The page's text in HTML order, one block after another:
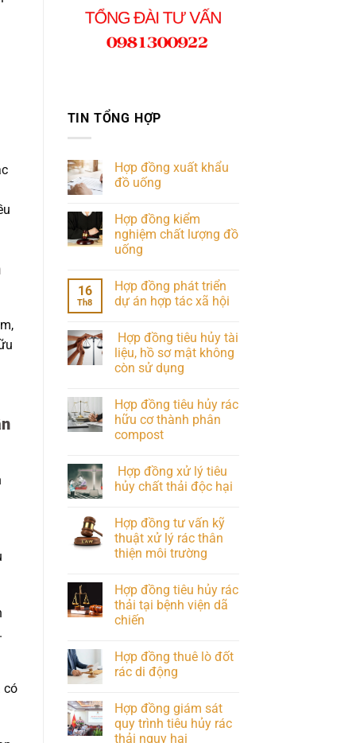
có
TIN TỔNG HỢP
Hợp đồng xuất khẩu
đồ uống
Hợp đồng kiểm
nghiệm chất lượng đồ
uống
16
Th8
Hợp đồng phát triển
dự án hợp tác xã hội
Hợp đồng tiêu hủy tài
liệu, hồ sơ mật không
còn sử dụng
Hợp đồng tiêu hủy rác
hữu cơ thành phân
compost
Hợp đồng xử lý tiêu
hủy chất thải độc hại
Hợp đồng tư vấn kỹ
thuật xử lý rác thân
thiện môi trường
Hợp đồng tiêu hủy rác
thải tại bệnh viện dã
chiến
Hợp đồng thuê lò đốt
rác di động
Hợp đồng giám sát
quy trình tiêu hủy rác
thải nguy hại